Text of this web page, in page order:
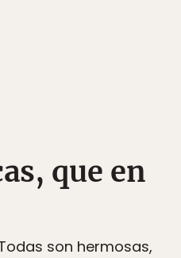
que en
son hermosas,